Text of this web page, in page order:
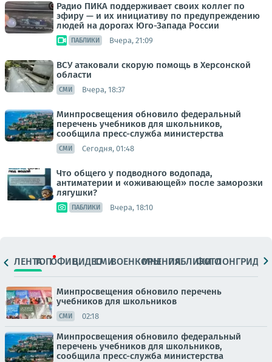
Радио ПИКА поддерживает своих коллег по
эфиру — и их инициативу по предупреждению
людей на дорогах Юго-Запада России
ПАБЛИКИ Вчера, 21:09
ВСУ атаковали скорую помощь в Херсонской
области
СМИ Вчера, 18:37
Минпросвещения обновило федеральный
перечень учебников для школьников,
сообщила пресс-служба министерства
СМИ Сегодня, 01:48
Что общего у подводного водопада,
антиматерии и «оживающей» после заморозки
лягушки?
ПАБЛИКИ Вчера, 18:10
ЛЕНТАТОПОФИЦ.ВИДЕОСМИВОЕНКОРЫМНЕНИЯПАБЛИКИ
ФОТОЛОНГРИДЫ
Минпросвещения обновило перечень
учебников для школьников
СМИ 02:18
Минпросвещения обновило федеральный
перечень учебников для школьников,
сообщила пресс-служба министерства